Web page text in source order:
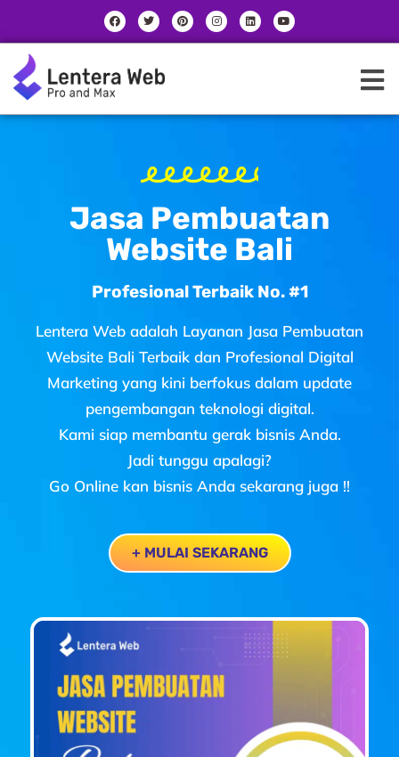
content
F
a
c
e
o
k
T
w
i
t
r
P
i
n
t
I
n
s
t
L
i
n
k
Y
o
u
t
Jasa Pembuatan
Website Bali
Profesional Terbaik No. #1
Lentera Web adalah Layanan Jasa Pembuatan
Website Bali Terbaik dan Profesional Digital
Marketing yang kini berfokus dalam update
pengembangan teknologi digital.
Kami siap membantu gerak bisnis Anda.
Jadi tunggu apalagi?
Go Online kan bisnis Anda sekarang juga !!
+ MULAI SEKARANG